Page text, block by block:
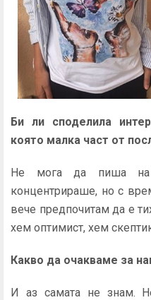
Би ли споделила
която малка част от
Не мога да пиша на
концентрираше, но с
вече предпочитам да е
хем оптимист, хем
Какво да очакваме за
И аз самата не знам.